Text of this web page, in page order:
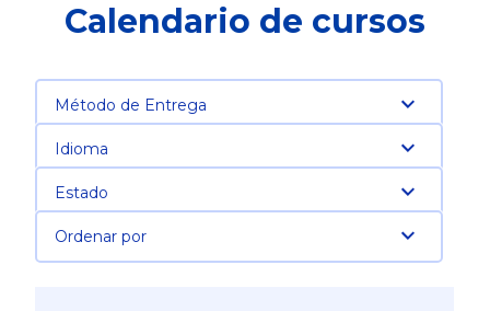
Calendario de cursos
Método de Entrega
Idioma
Estado
Ordenar por